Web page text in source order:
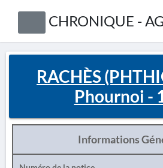
CHRONIQUE -
RACHÈS
Phournoi -
Informations